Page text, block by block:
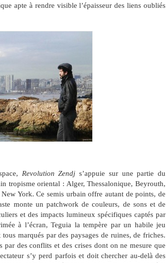
apte à rendre visible l’épaisseur des liens oubliés
Revolution Zendj s’appuie sur une partie du
tropisme oriental : Alger, Thessalonique, Beyrouth,
York. Ce semis urbain offre autant de points, de
monte un patchwork de couleurs, de sons et de
et des impacts lumineux spécifiques captés par
à l’écran, Teguia la tempère par un habile jeu
marqués par des paysages de ruines, de friches.
des conflits et des crises dont on ne mesure que
s’y perd parfois et doit chercher au-delà des